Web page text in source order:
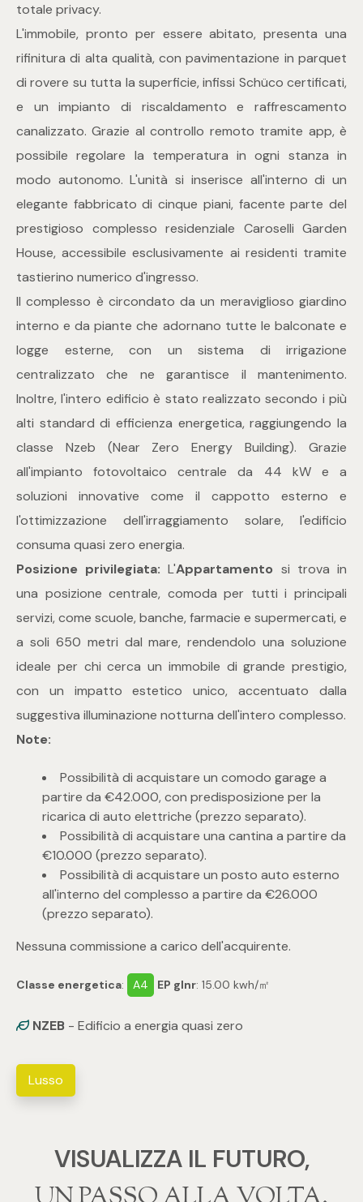
totale privacy.
L'immobile, pronto per essere abitato, presenta una
rifinitura di alta qualità, con pavimentazione in parquet
di rovere su tutta la superficie, infissi Schüco certificati,
e un impianto di riscaldamento e raffrescamento
canalizzato. Grazie al controllo remoto tramite app, è
possibile regolare la temperatura in ogni stanza in
modo autonomo. L'unità si inserisce all'interno di un
elegante fabbricato di cinque piani, facente parte del
prestigioso complesso residenziale Caroselli Garden
House, accessibile esclusivamente ai residenti tramite
tastierino numerico d'ingresso.
Il complesso è circondato da un meraviglioso giardino
interno e da piante che adornano tutte le balconate e
logge esterne, con un sistema di irrigazione
centralizzato che ne garantisce il mantenimento.
Inoltre, l'intero edificio è stato realizzato secondo i più
alti standard di efficienza energetica, raggiungendo la
classe Nzeb (Near Zero Energy Building). Grazie
all'impianto fotovoltaico centrale da 44 kW e a
soluzioni innovative come il cappotto esterno e
l'ottimizzazione dell'irraggiamento solare, l'edificio
consuma quasi zero energia.
Posizione privilegiata: L'Appartamento si trova in
una posizione centrale, comoda per tutti i principali
servizi, come scuole, banche, farmacie e supermercati, e
a soli 650 metri dal mare, rendendolo una soluzione
ideale per chi cerca un immobile di grande prestigio,
con un impatto estetico unico, accentuato dalla
suggestiva illuminazione notturna dell'intero complesso.
Note:
Possibilità di acquistare un comodo garage a
partire da €42.000, con predisposizione per la
ricarica di auto elettriche (prezzo separato).
Possibilità di acquistare una cantina a partire da
€10.000 (prezzo separato).
Possibilità di acquistare un posto auto esterno
all'interno del complesso a partire da €26.000
(prezzo separato).
Nessuna commissione a carico dell'acquirente.
Classe energetica: A4 EP glnr: 15.00 kwh/㎡
NZEB - Edificio a energia quasi zero
Lusso
VISUALIZZA IL FUTURO,
Totale
Locali
3
4
5
5+
Qualsiasi
1
2
3
4
5+
Qualsiasi